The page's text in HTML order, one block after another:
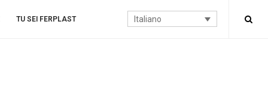
Italiano
TU SEI FERPLAST